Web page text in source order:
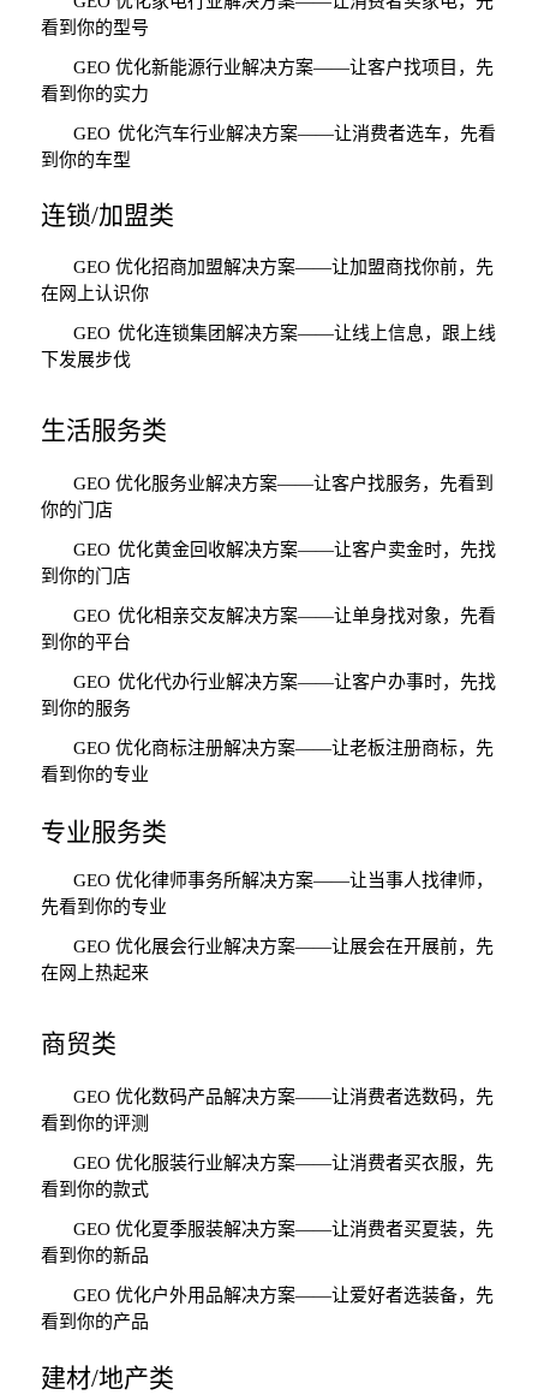
看到你的型号
GEO 优化新能源行业解决方案——让客户找项目，先
看到你的实力
GEO 优化汽车行业解决方案——让消费者选车，先看
到你的车型
连锁/加盟类
GEO 优化招商加盟解决方案——让加盟商找你前，先
在网上认识你
GEO 优化连锁集团解决方案——让线上信息，跟上线
下发展步伐
生活服务类
GEO 优化服务业解决方案——让客户找服务，先看到
你的门店
GEO 优化黄金回收解决方案——让客户卖金时，先找
到你的门店
GEO 优化相亲交友解决方案——让单身找对象，先看
到你的平台
GEO 优化代办行业解决方案——让客户办事时，先找
到你的服务
GEO 优化商标注册解决方案——让老板注册商标，先
看到你的专业
专业服务类
GEO 优化律师事务所解决方案——让当事人找律师，
先看到你的专业
GEO 优化展会行业解决方案——让展会在开展前，先
在网上热起来
商贸类
GEO 优化数码产品解决方案——让消费者选数码，先
看到你的评测
GEO 优化服装行业解决方案——让消费者买衣服，先
看到你的款式
GEO 优化夏季服装解决方案——让消费者买夏装，先
看到你的新品
GEO 优化户外用品解决方案——让爱好者选装备，先
看到你的产品
建材/地产类